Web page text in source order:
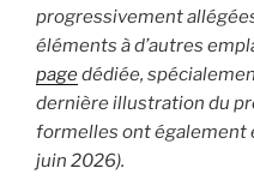
progressivement
éléments à d’autres
pagedédiée,
dernière illustration du
formelles ont également
juin 2026).